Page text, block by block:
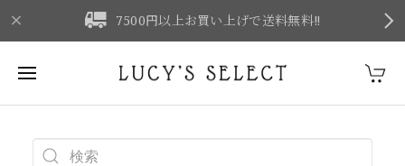
7500円以上お買い上げで送料無料‼